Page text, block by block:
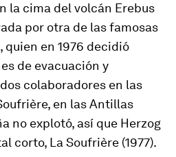
la cima del volcán Erebus
por otra de las famosas
quien en 1976 decidió
de evacuación y
colaboradores en las
en las Antillas
no explotó, así que Herzog
corto, La Soufrière (1977).